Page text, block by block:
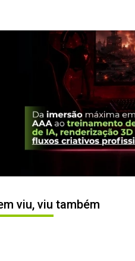
viu, viu também